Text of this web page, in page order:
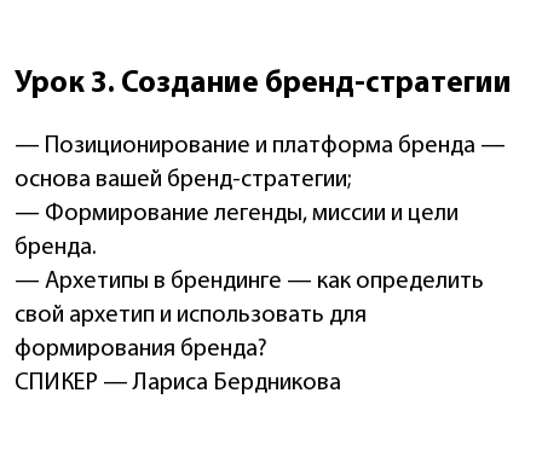
Урок 3. Создание бренд-стратегии
— Позиционирование и платформа бренда —
основа вашей бренд-стратегии;
— Формирование легенды, миссии и цели
бренда.
— Архетипы в брендинге — как определить
свой архетип и использовать для
формирования бренда?
СПИКЕР — Лариса Бердникова